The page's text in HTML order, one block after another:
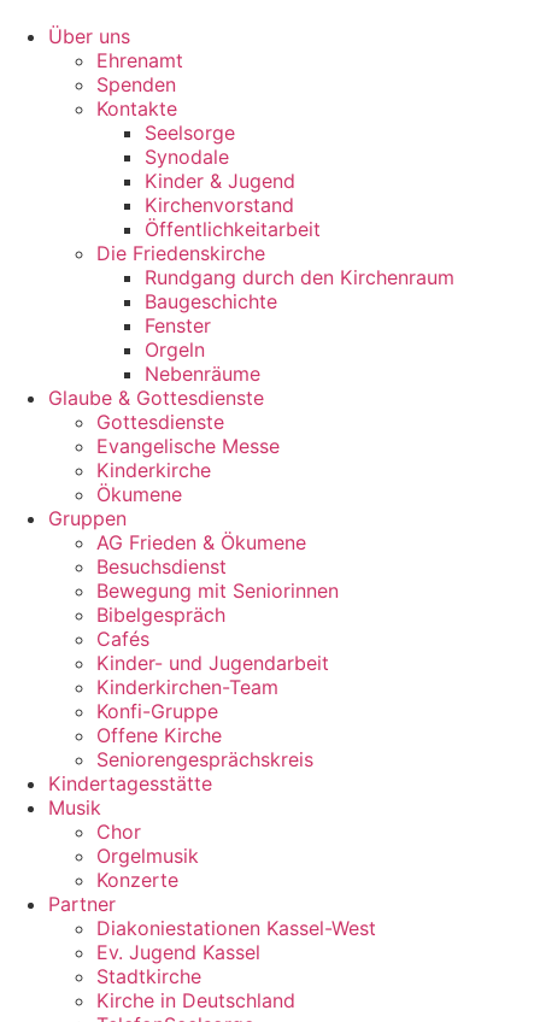
Inhalt
springen
Über uns
Ehrenamt
Spenden
Kontakte
Seelsorge
Synodale
Kinder & Jugend
Kirchenvorstand
Öffentlichkeitarbeit
Die Friedenskirche
Rundgang durch den Kirchenraum
Baugeschichte
Fenster
Orgeln
Nebenräume
Glaube & Gottesdienste
Gottesdienste
Evangelische Messe
Kinderkirche
Ökumene
Gruppen
AG Frieden & Ökumene
Besuchsdienst
Bewegung mit Seniorinnen
Bibelgespräch
Cafés
Kinder- und Jugendarbeit
Kinderkirchen-Team
Konfi-Gruppe
Offene Kirche
Seniorengesprächskreis
Kindertagesstätte
Musik
Chor
Orgelmusik
Konzerte
Partner
Diakoniestationen Kassel-West
Ev. Jugend Kassel
Stadtkirche
Kirche in Deutschland